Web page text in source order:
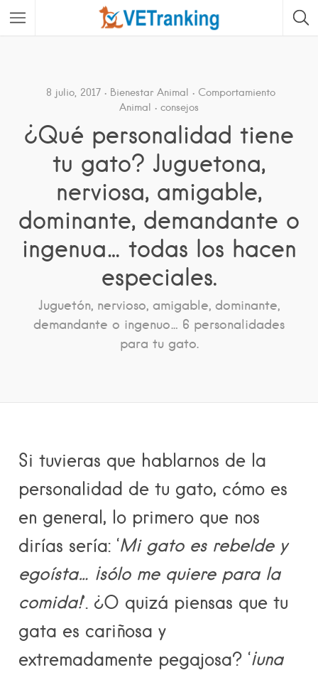
8 julio, 2017 Bienestar Animal
Comportamiento
Animal
consejos
¿Qué personalidad tiene
tu gato? Juguetona,
nerviosa, amigable,
dominante, demandante o
ingenua… todas los hacen
especiales.
Juguetón, nervioso, amigable, dominante,
demandante o ingenuo… 6 personalidades
para tu gato.
Si tuvieras que hablarnos de la
personalidad de tu gato, cómo es
en general, lo primero que nos
dirías sería: ‘Mi gato es rebelde y
egoísta… ¡sólo me quiere para la
comida!’. ¿O quizá piensas que tu
gata es cariñosa y
extremadamente pegajosa? ‘¡una